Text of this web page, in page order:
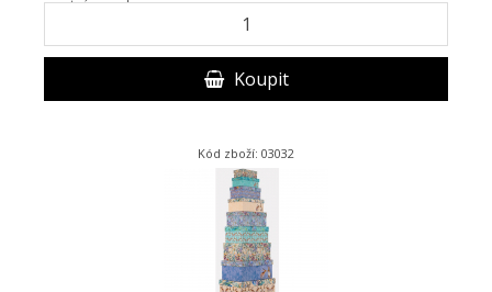
- matný povrch
Koupit
Kód zboží: 03032